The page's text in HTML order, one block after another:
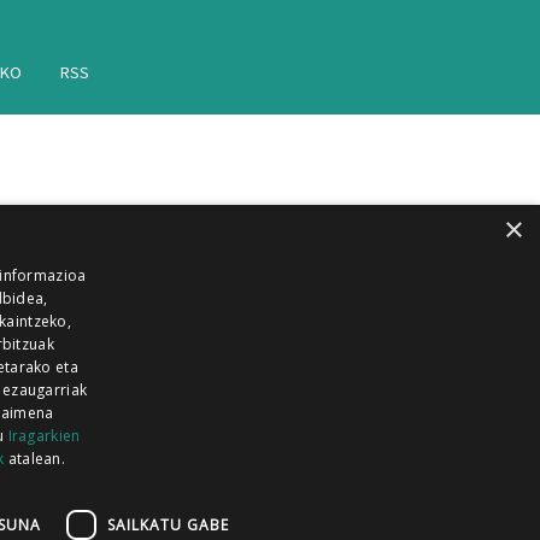
RSS
GUKA
GUKA ZUMAIA GUKA
×
eta
Iragarkien
atalean.
SAILKATU GABE